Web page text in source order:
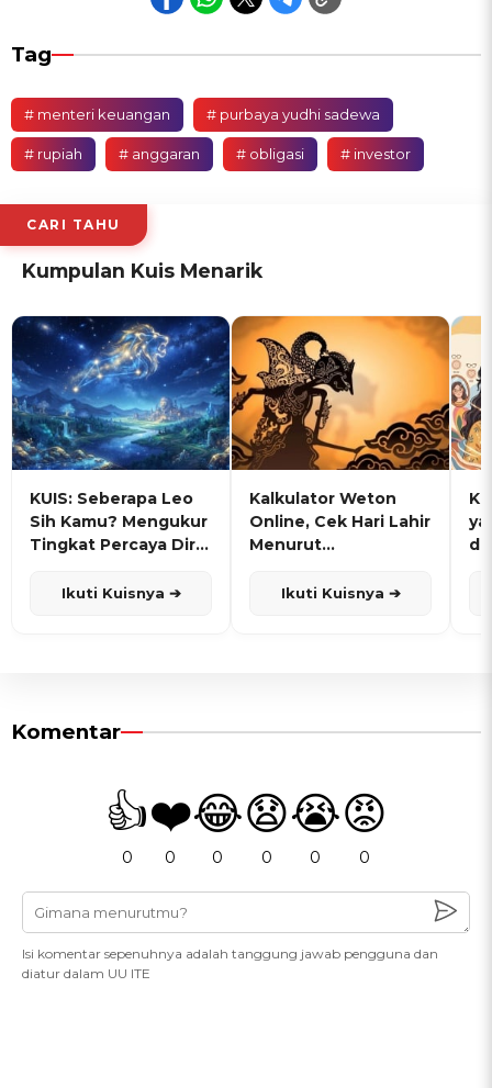
Tag
# menteri keuangan # purbaya yudhi sadewa
# rupiah # anggaran # obligasi # investor
CARI TAHU
Kumpulan Kuis Menarik
KUIS: Seberapa Leo
Sih Kamu? Mengukur
Tingkat Percaya Diri
Ikuti Kuisnya ➔
Kalkulator Weton
Online, Cek Hari Lahir
Menurut
Ikuti Kuisnya ➔
Komentar
👍
0
❤️
0
😂
0
😧
0
😭
0
😡
0
Isi komentar sepenuhnya adalah tanggung jawab pengguna dan
diatur dalam UU ITE